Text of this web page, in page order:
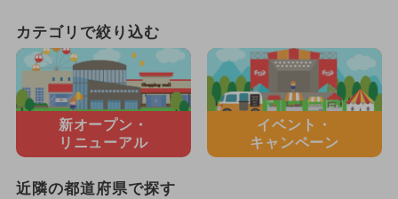
カテゴリで絞り込む
新オープン・
リニューアル
イベント・
キャンペーン
近隣の都道府県で探す